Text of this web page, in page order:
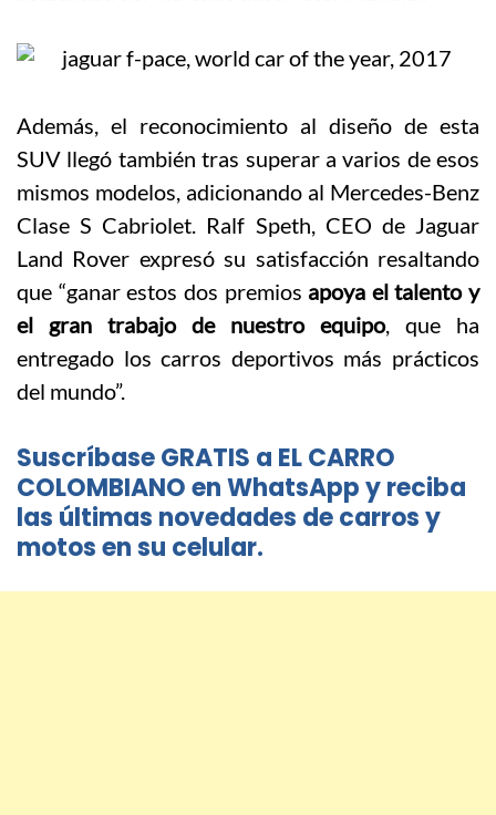
Además, el reconocimiento al diseño de esta
SUV llegó también tras superar a varios de esos
mismos modelos, adicionando al Mercedes-Benz
Clase S Cabriolet. Ralf Speth, CEO de Jaguar
Land Rover expresó su satisfacción resaltando
que “ganar estos dos premios apoya el talento y
el gran trabajo de nuestro equipo, que ha
entregado los carros deportivos más prácticos
del mundo”.
Suscríbase GRATIS a EL CARRO
COLOMBIANO en WhatsApp y reciba
las últimas novedades de carros y
motos en su celular.